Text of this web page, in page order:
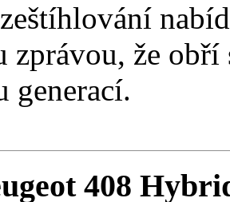
zprávou, že
generací.
408